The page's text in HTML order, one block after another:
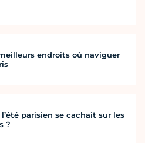
endroits où naviguer
l’été parisien se cachait sur les
?